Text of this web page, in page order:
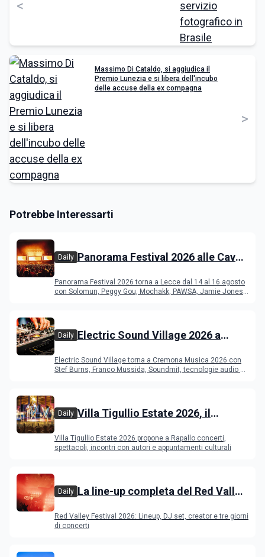
<
Massimo Di Cataldo, si aggiudica il
Premio Lunezia e si libera dell'incubo
delle accuse della ex compagna
>
Potrebbe Interessarti
Daily Panorama Festival 2026 alle Cave
programma
Panorama Festival 2026 torna a Lecce dal 14 al 16 agosto
con Solomun, Peggy Gou, Mochakk, PAWSA, Jamie Jones
Daily Electric Sound Village 2026 a
Young Band Contest, il programma
Electric Sound Village torna a Cremona Musica 2026 con
Stef Burns, Franco Mussida, Soundmit, tecnologie audio e
Daily Villa Tigullio Estate 2026, il
Villa Tigullio Estate 2026 propone a Rapallo concerti,
spettacoli, incontri con autori e appuntamenti culturali
Daily La line-up completa del Red Valley
Red Valley Festival 2026: Lineup, DJ set, creator e tre giorni
di concerti